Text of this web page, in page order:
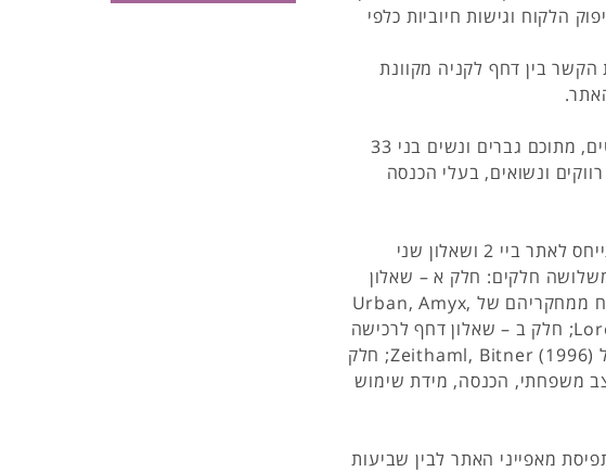
הלקוח וגישות חיוביות כלפי
בין דחף לקניה מקוונת
המחקר בוצע בקרב מדגם של 100 סטודנטים, מתוכם גברים ונשים בני 33
ונשואים, בעלי הכנסה
הופצו שני שאלונים זהים: שאלון אחד המתייחס לאתר ביי 2 ושאלון שני
חלקים: חלק א – שאלון
שביעות רצון ממאפייני האתר: השאלון נלקח ממחקריהם של Urban, Amyx,
Lorenzon (2009) Miyoung, Jiyoung 2005; חלק ב – שאלון דחף לרכישה
מקוונת: השאלון למחקר נלקח ממחקרם של (Zeithaml, Bitner (1996; חלק
משפחתי, הכנסה, מידת שימוש
מאפייני האתר לבין שביעות